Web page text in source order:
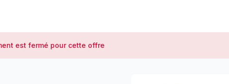
est fermé pour cette offre